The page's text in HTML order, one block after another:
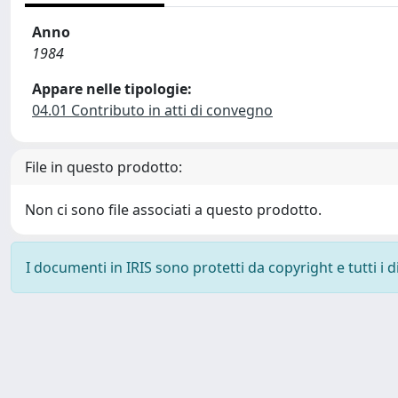
Anno
1984
Appare nelle tipologie:
04.01 Contributo in atti di convegno
File in questo prodotto:
Non ci sono file associati a questo prodotto.
I documenti in IRIS sono protetti da copyright e tutti i